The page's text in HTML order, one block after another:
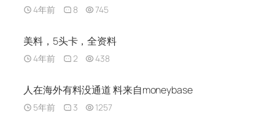
4年前 8 745
美料，5头卡，全资料
4年前 2 438
人在海外有料没通道 料来自moneybase
5年前 3 1257